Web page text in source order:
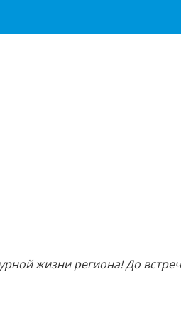
жизни региона! До